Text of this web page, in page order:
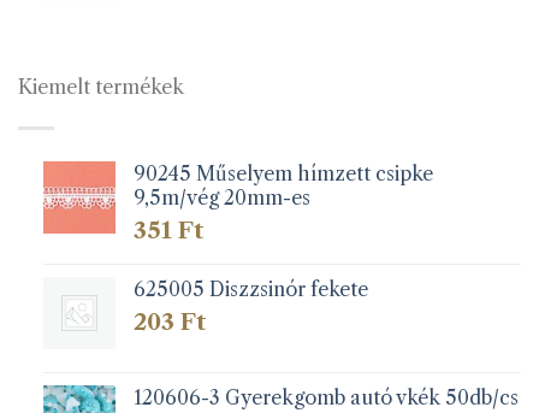
Kiemelt termékek
90245 Műselyem hímzett csipke
9,5m/vég 20mm-es
351 Ft
625005 Diszzsinór fekete
203 Ft
120606-3 Gyerekgomb autó vkék 50db/cs